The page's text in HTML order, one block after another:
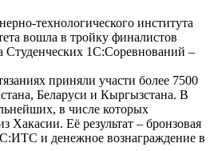
технологического института
вошла в тройку финалистов
Студенческих 1С:Соревнований –
приняли участи более 7500
Беларуси и Кыргызстана. В
в числе которых
Хакасии. Её результат – бронзовая
и денежное вознаграждение в